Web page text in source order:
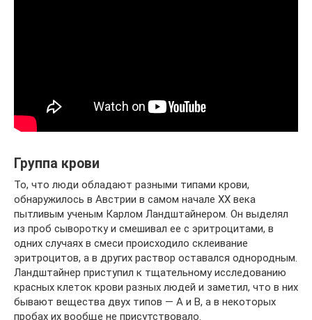
Группа крови
То, что люди обладают разными типами крови,
обнаружилось в Австрии в самом начале XX века
пытливым ученым Карлом Ландштайнером. Он выделял
из проб сыворотку и смешивал ее с эритроцитами, в
одних случаях в смеси происходило склеивание
эритроцитов, а в других раствор оставался однородным.
Ландштайнер приступил к тщательному исследованию
красных клеток крови разных людей и заметил, что в них
бывают вещества двух типов — А и В, а в некоторых
пробах их вообще не присутствовало.